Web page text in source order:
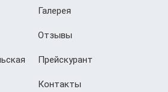
Галерея
Отзывы
Прейскурант
Контакты